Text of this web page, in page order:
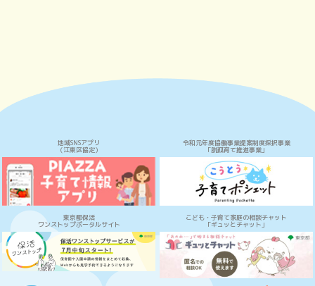
地域SNSアプリ
（江東区協定）
令和元年度協働事業提案制度採択事業
「脱孤育て推進事業」
東京都保活
ワンストップポータルサイト
こども・子育て家庭の相談チャット
「ギュッとチャット」